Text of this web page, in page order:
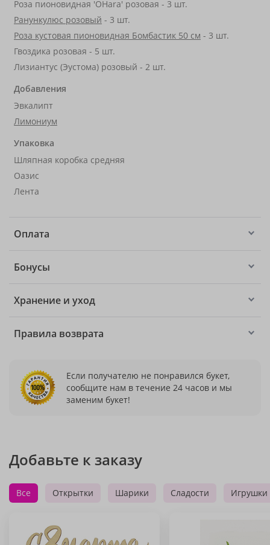
Роза пионовидная 'OHara' розовая - 3 шт.
Ранункулюс розовый - 3 шт.
Роза кустовая пионовидная Бомбастик 50 см - 3 шт.
Гвоздика розовая - 5 шт.
Лизиантус (Эустома) розовый - 2 шт.
Добавления
Эвкалипт
Лимониум
Упаковка
Шляпная коробка средняя
Оазис
Лента
Оплата
Бонусы
Хранение и уход
Правила возврата
Если получателю не понравился букет,
сообщите нам в течение 24 часов и мы
заменим букет!
Добавьте к заказу
Все Открытки Шарики Сладости Игрушки